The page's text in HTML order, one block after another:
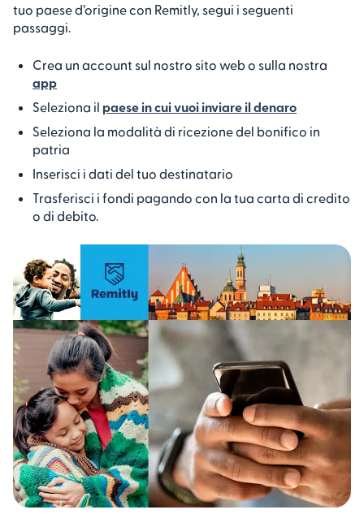
tuo paese d’origine con Remitly, segui i seguenti
passaggi.
Crea un account sul nostro sito web o sulla nostra
app
Seleziona il paese in cui vuoi inviare il denaro
Seleziona la modalità di ricezione del bonifico in
patria
Inserisci i dati del tuo destinatario
Trasferisci i fondi pagando con la tua carta di credito
o di debito.